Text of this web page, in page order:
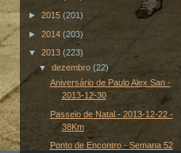
► 2015 (201)
► 2014 (203)
▼ 2013 (223)
▼dezembro(22)
Aniversário de Paulo Alex San -
2013-12-30
Passeio de Natal - 2013-12-22 -
38Km
Ponto de Encontro - Semana 52